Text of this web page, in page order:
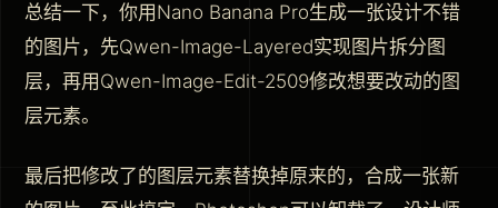
总结一下，你用Nano Banana Pro生成一张设计不错
的图片，先Qwen-Image-Layered实现图片拆分图
层，再用Qwen-Image-Edit-2509修改想要改动的图
层元素。
最后把修改了的图层元素替换掉原来的，合成一张新